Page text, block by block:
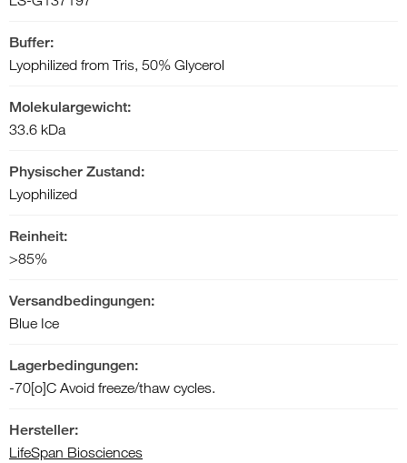
Buffer:
Lyophilized from Tris, 50% Glycerol
Molekulargewicht:
33.6 kDa
Physischer Zustand:
Lyophilized
Reinheit:
>85%
Versandbedingungen:
Blue Ice
Lagerbedingungen:
-70[o]C Avoid freeze/thaw cycles.
Hersteller:
LifeSpan Biosciences